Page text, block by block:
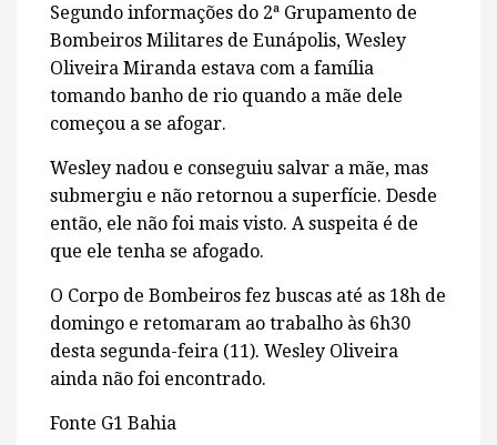
Segundo informações do 2ª Grupamento de
Bombeiros Militares de Eunápolis, Wesley
Oliveira Miranda estava com a família
tomando banho de rio quando a mãe dele
começou a se afogar.
Wesley nadou e conseguiu salvar a mãe, mas
submergiu e não retornou a superfície. Desde
então, ele não foi mais visto. A suspeita é de
que ele tenha se afogado.
O Corpo de Bombeiros fez buscas até as 18h de
domingo e retomaram ao trabalho às 6h30
desta segunda-feira (11). Wesley Oliveira
ainda não foi encontrado.
Fonte G1 Bahia